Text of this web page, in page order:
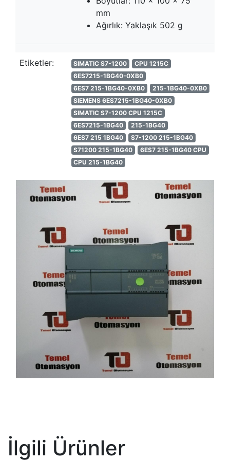
mm
Ağırlık: Yaklaşık 502 g
Etiketler: SIMATIC S7-1200
CPU 1215C
6ES7215-1BG40-0XB0
6ES7 215-1BG40-0XB0
215-1BG40-0XB0
SIEMENS 6ES7215-1BG40-0XB0
SIMATIC S7-1200 CPU 1215C
6ES7215-1BG40
215-1BG40
6ES7 215 1BG40
S7-1200 215-1BG40
S71200 215-1BG40
6ES7 215-1BG40 CPU
CPU 215-1BG40
İlgili Ürünler